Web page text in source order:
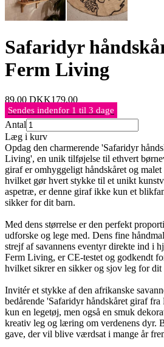
Safaridyr
Ferm Living
89,00 DKK179,00
Sendes indenfor 1 til 3 dage
Antal
Læg i kurv
Opdag den charmerende 'Safaridyr
Living', en unik tilføjelse til ethvert
giraf er omhyggeligt håndskåret og
hvilket gør hvert stykke til et unikt
aspetræ, er denne giraf ikke kun et
sikker for dit barn.
Med dens størrelse er den perfekt
udforske og lege med. Dens fine
strejf af savannens eventyr direkte ind i
Ferm Living, er CE-testet og godkendt
hvilket sikrer en sikker og sjov leg for dit
Invitér et stykke af den afrikanske
bedårende 'Safaridyr håndskåret giraf
kun en legetøj, men også en smuk
kreativ leg og læring om verdenens dyr.
gave, der vil blive værdsat i mange år